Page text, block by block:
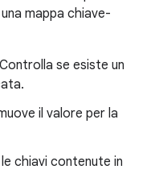
mappa chiave-
se esiste un
il valore per la
chiavi contenute in